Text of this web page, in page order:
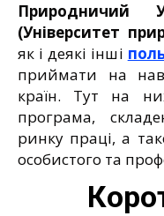
Природничий
(Університет
як і деякі інші
приймати на
країн. Тут на
програма,
ринку праці, а
особистого та